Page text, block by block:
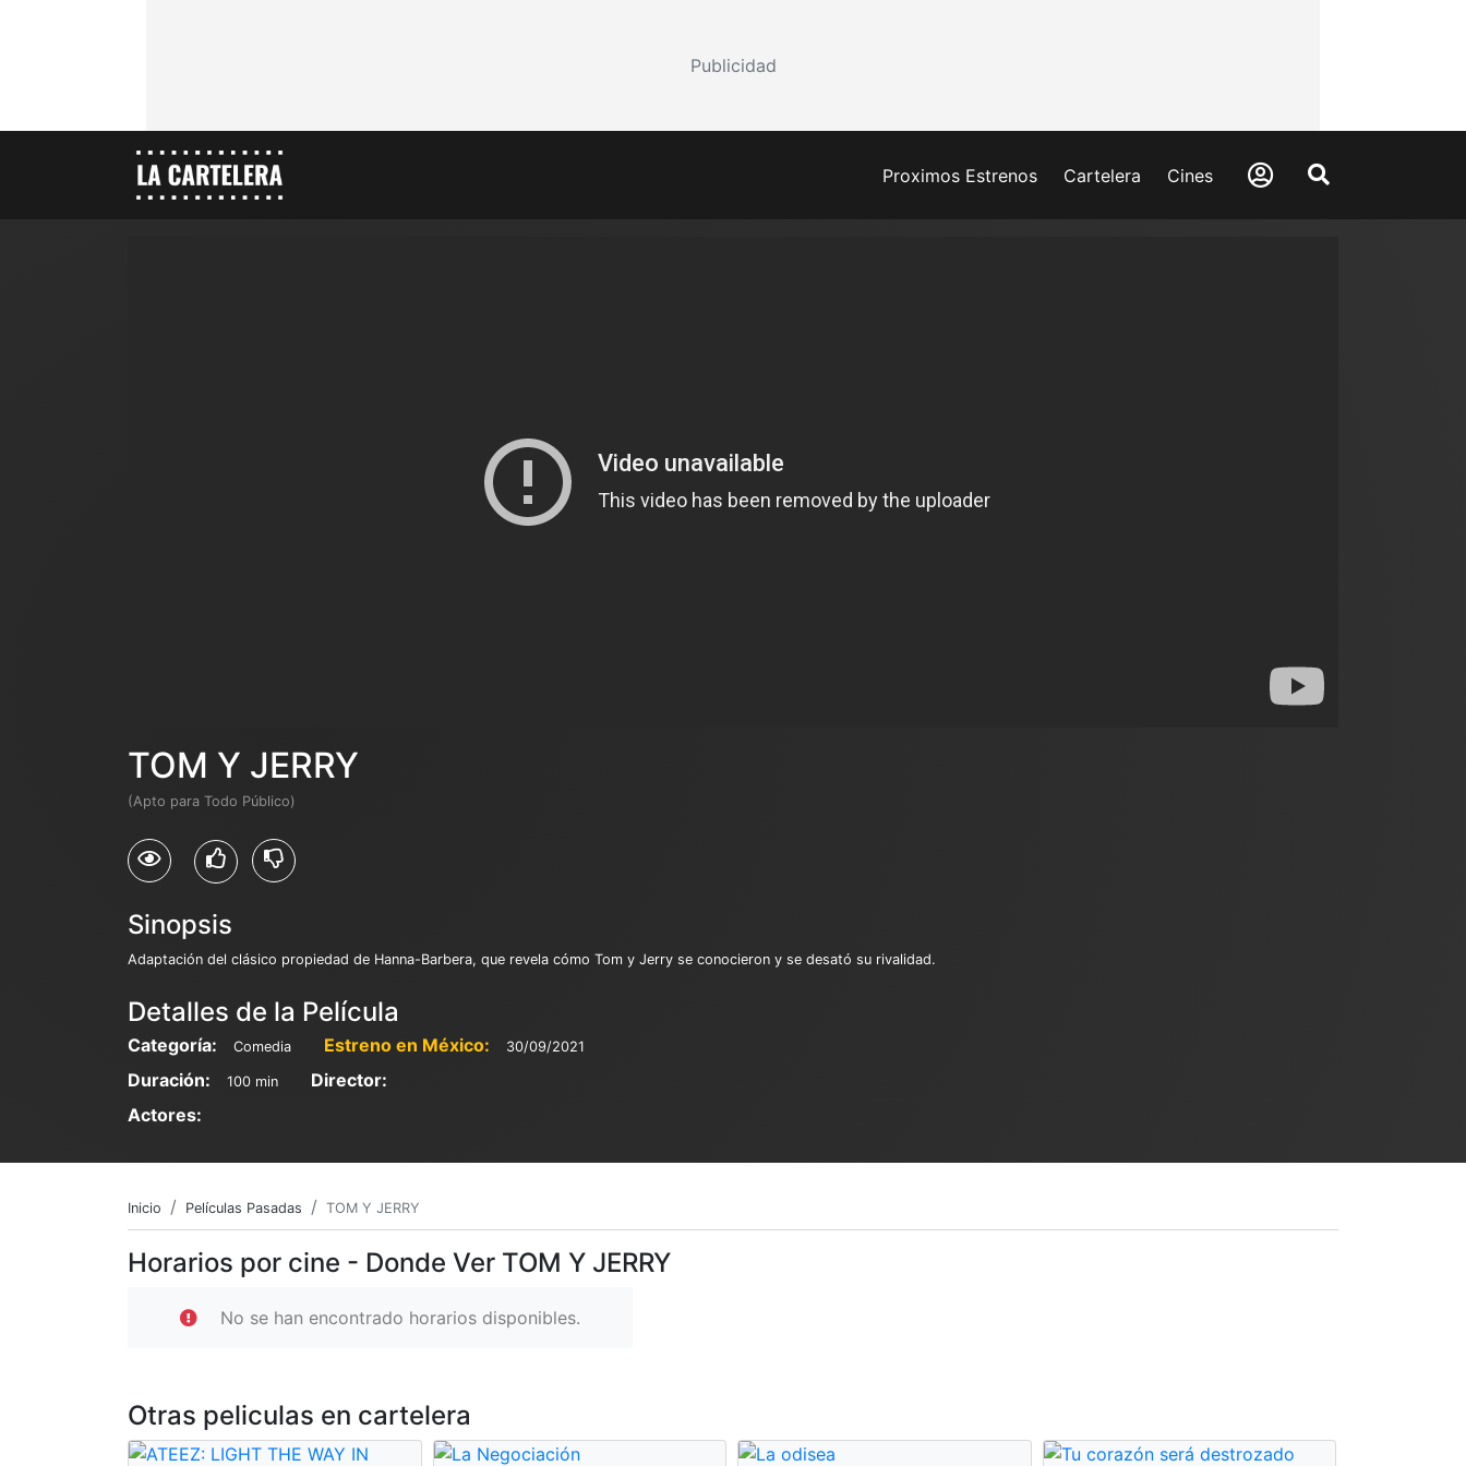
Publicidad
Proximos Estrenos Cartelera Cines
TOM Y JERRY
(Apto para Todo Público)
Sinopsis
Adaptación del clásico propiedad de Hanna-Barbera, que revela cómo Tom y Jerry se conocieron y se desató su rivalidad.
Detalles de la Película
Categoría: Comedia Estreno en México: 30/09/2021
Duración: 100 min
Director:
Actores:
Inicio Películas Pasadas TOM Y JERRY
Horarios por cine - Donde Ver TOM Y JERRY
No se han encontrado horarios disponibles.
Otras peliculas en cartelera